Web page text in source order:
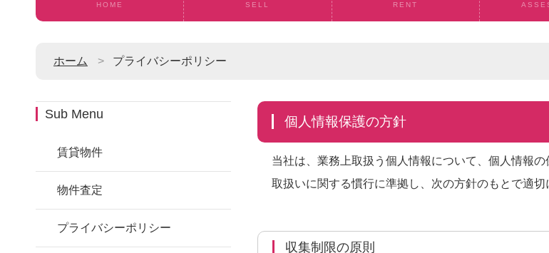
HOME SELL RENT
ホーム プライバシーポリシー
個人情報保護の方針
当社は、業務上取扱う個人情報について、個人情報
取扱いに関する慣行に準拠し、次の方針のもとで適切
収集制限の原則
Sub Menu
賃貸物件
物件査定
プライバシーポリシー